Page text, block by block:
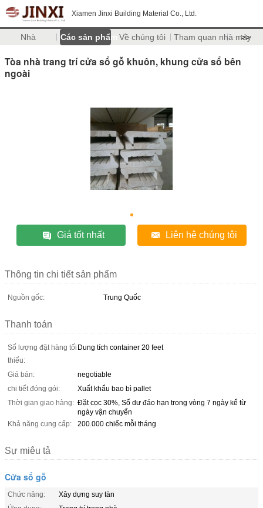
Xiamen Jinxi Building Material Co., Ltd.
Nhà Các sản phẩm Về chúng tôi Tham quan nhà máy
>>
Tòa nhà trang trí cửa sổ gỗ khuôn, khung cửa sổ bên
ngoài
Giá tốt nhất Liên hệ chúng tôi
Thông tin chi tiết sản phẩm
Nguồn gốc: Trung Quốc
Thanh toán
Số lượng đặt hàng tối
thiểu:
Dung tích container 20 feet
Giá bán:
negotiable
chi tiết đóng gói:
Xuất khẩu bao bì pallet
Thời gian giao hàng: Đặt cọc 30%, Số dư đáo hạn trong vòng 7 ngày kể từ
ngày vận chuyển
Khả năng cung cấp:
200.000 chiếc mỗi tháng
Sự miêu tả
Cửa sổ gỗ
Chức năng:
Xây dựng suy tàn